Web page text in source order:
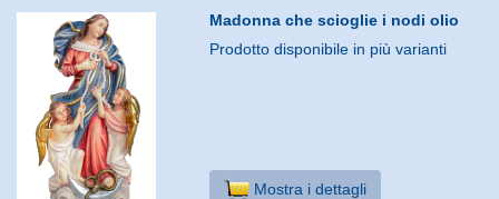
Madonna che scioglie i nodi olio
Prodotto disponibile in più varianti
Mostra i dettagli